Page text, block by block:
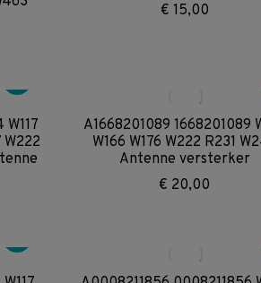
€ 15,00
W222
A1668201089 1668201089
W166 W176 W222 R231
Antenne versterker
€ 20,00